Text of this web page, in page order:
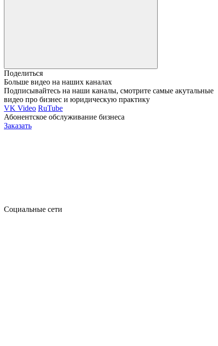
Поделиться
Больше видео на наших каналах
Подписывайтесь на наши каналы, смотрите самые акутальные
видео про бизнес и юридическую практику
VK Video RuTube
Абонентское обслуживание бизнеса
Заказать
Социальные сети